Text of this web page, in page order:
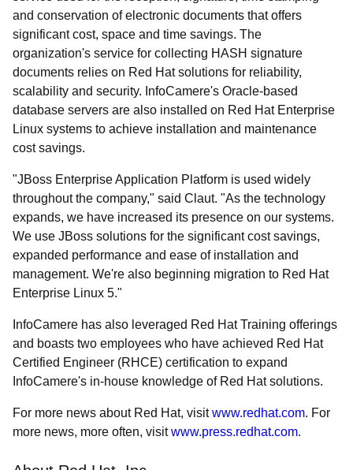
and conservation of electronic documents that offers
significant cost, space and time savings. The
organization's service for collecting HASH signature
documents relies on Red Hat solutions for reliability,
scalability and security. InfoCamere's Oracle-based
database servers are also installed on Red Hat Enterprise
Linux systems to achieve installation and maintenance
cost savings.
"JBoss Enterprise Application Platform is used widely
throughout the company," said Claut. "As the technology
expands, we have increased its presence on our systems.
We use JBoss solutions for the significant cost savings,
expanded performance and ease of installation and
management. We're also beginning migration to Red Hat
Enterprise Linux 5."
InfoCamere has also leveraged Red Hat Training offerings
and boasts two employees who have achieved Red Hat
Certified Engineer (RHCE) certification to expand
InfoCamere's in-house knowledge of Red Hat solutions.
For more news about Red Hat, visitwww.redhat.com. For
more news, more often, visitwww.press.redhat.com.